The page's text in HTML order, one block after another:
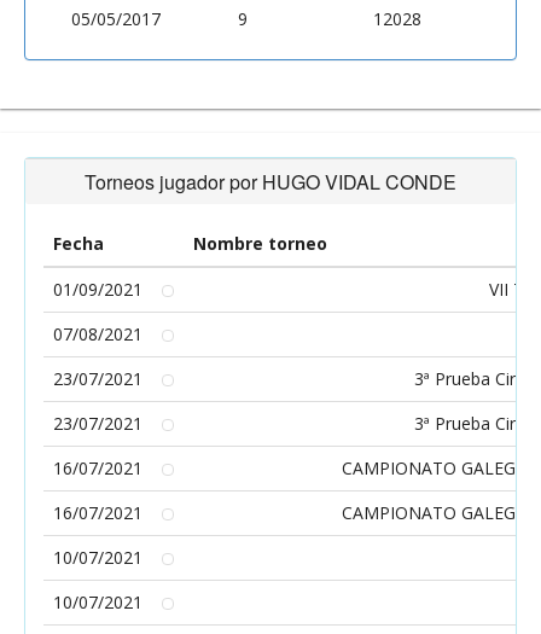
05/05/2017
9 12028
Torneos jugador por HUGO VIDAL CONDE
Fecha
Nombre torneo
01/09/2021
VII
07/08/2021
23/07/2021
3ª Prueba
23/07/2021
3ª Prueba
16/07/2021
CAMPIONATO GALEGO
16/07/2021
CAMPIONATO GALEGO
10/07/2021
10/07/2021